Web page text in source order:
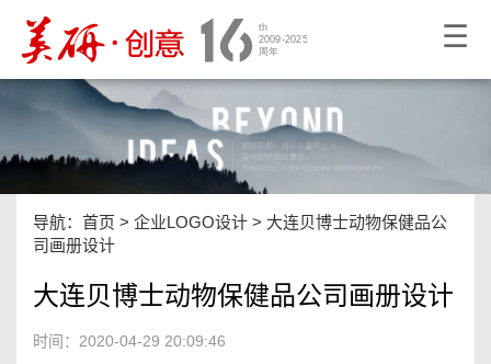
☰
导航： 首页 > 企业LOGO设计 > 大连贝博士动物保健品公
司画册设计
大连贝博士动物保健品公司画册设计
时间：2020-04-29 20:09:46